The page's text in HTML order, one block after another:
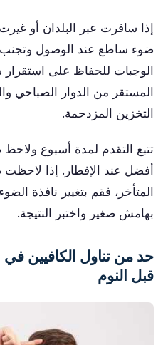
إذا سافرت عبر البلدان أو
ضوء ساطع عند الوصول
الوجبات للحفاظ على استقرار
المستقر من الدوار الصباحي
التخزين المزدحمة.
تتبع التقدم لمدة أسبوع
أفضل عند الإفطار. إذا
المتأخر، فقم بتغيير نافذة
بهامش صغير واختبر النتيجة.
حد من تناول الكافيين
قبل النوم